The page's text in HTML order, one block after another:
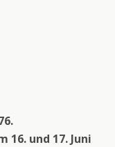
16. und 17. Juni